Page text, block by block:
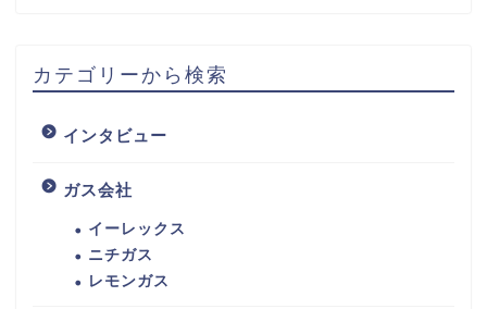
カテゴリーから検索
インタビュー
ガス会社
イーレックス
ニチガス
レモンガス